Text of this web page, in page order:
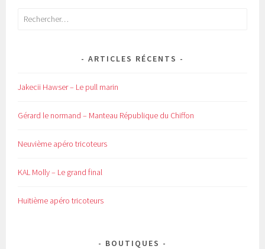
Rechercher :
ARTICLES RÉCENTS
Jakecii Hawser – Le pull marin
Gérard le normand – Manteau République du Chiffon
Neuvième apéro tricoteurs
KAL Molly – Le grand final
Huitième apéro tricoteurs
BOUTIQUES